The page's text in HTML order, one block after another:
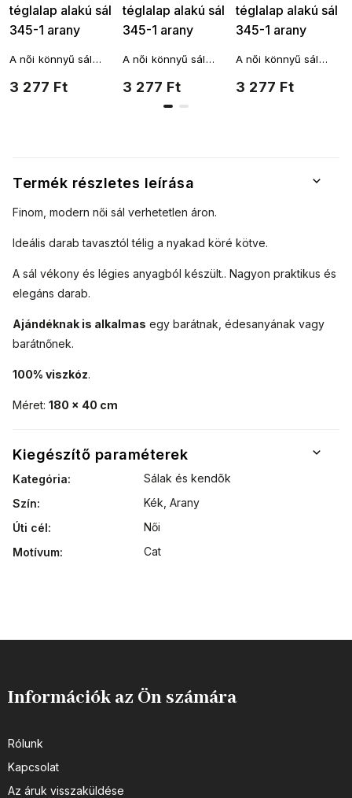
Termék részletes leírása
Finom, modern női sál verhetetlen áron.
Ideális darab tavasztól télig a nyakad köré kötve.
A sál vékony és légies anyagból készült.. Nagyon praktikus és
elegáns darab.
Ajándéknak is alkalmas egy barátnak, édesanyának vagy
barátnőnek.
100% viszkóz.
Méret: 180 x 40 cm
Kiegészítő paraméterek
Kategória:
Sálak és kendõk
Szín:
Kék, Arany
Úti cél:
Női
Motívum: Cat
téglalap alakú sál
345-1 arany
zöld színű
7200627
3 277 Ft
A női könnyű sál
többféleképpen is a
téglalap alakú sál
345-1 arany
barack színű
7200627-3
3 277 Ft
A női könnyű sál
többféleképpen is a
nyakad köré köthető.
téglalap alakú sál
345-1 arany
türkiz színű
7200627-1
3 277 Ft
A női könnyű sál
többféleképpen is a
Információk az Ön számára
Rólunk
Kapcsolat
Az áruk visszaküldése